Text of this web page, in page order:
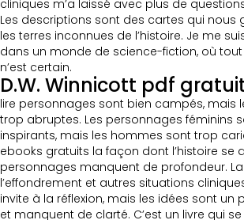
cliniques m’a laissé avec plus de
Les descriptions sont des cartes qui nous
les terres inconnues de l’histoire. Je me
dans un monde de science-fiction, où
n’est certain.
D.W. Winnicott pdf
lire personnages sont bien campés, mais
trop abruptes. Les personnages féminins
inspirants, mais les hommes sont trop
ebooks gratuits la façon dont l’histoire se
personnages manquent de profondeur.
l’effondrement et autres situations
invite à la réflexion, mais les idées sont un
et manquent de clarté. C’est un livre qui